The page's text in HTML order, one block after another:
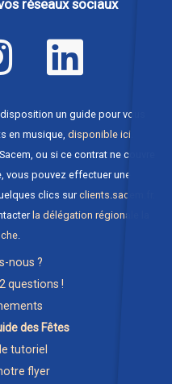
réseaux sociaux
un guide pour vous
en musique, disponible ici
ou si ce contrat ne couvre
vous pouvez effectuer une
clics surclients.sacem.fr
la délégation régionale la
.
nous ?
questions !
des Fêtes
tutoriel
flyer